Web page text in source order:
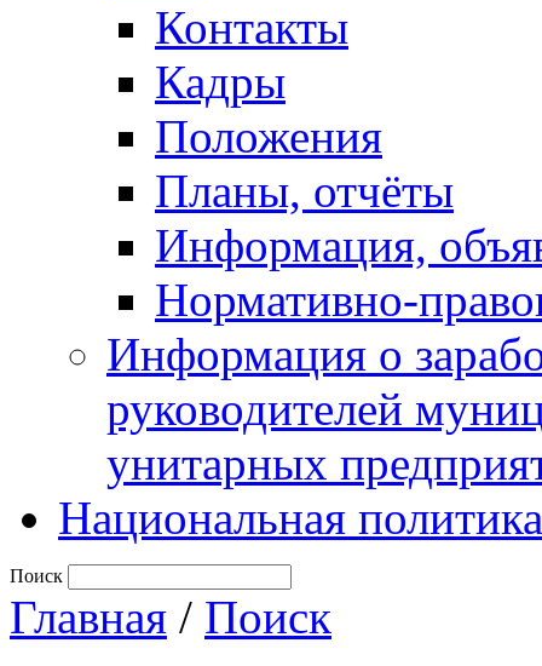
Контакты
Кадры
Положения
Планы, отчёты
Информация,
Нормативно-
Информация о
руководителей
унитарных
Национальная политика
Поиск
Главная / Поиск